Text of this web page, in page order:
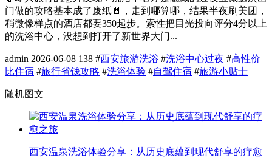
门做的攻略基本成了废纸📄，走到哪算哪，结果半夜刷美团，
稍微像样点的酒店都要350起步。索性把目光投向评分4分以上
的洗浴中心，没想到打开了新世界大门...
admin 2026-06-08 138 #西安旅游洗浴 #洗浴中心过夜 #高性价
比住宿 #旅行省钱攻略 #洗浴体验 #自驾住宿 #旅游小贴士
随机图文
西安温泉洗浴体验分享：从历史底蕴到现代舒享的疗愈